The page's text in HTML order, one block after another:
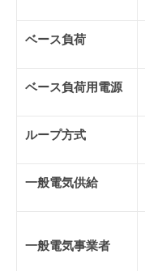
ベース負荷
ベース負荷用電源
ループ方式
一般電気供給
一般電気事業者